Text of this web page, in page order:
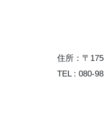
住所：〒
TEL : 080-